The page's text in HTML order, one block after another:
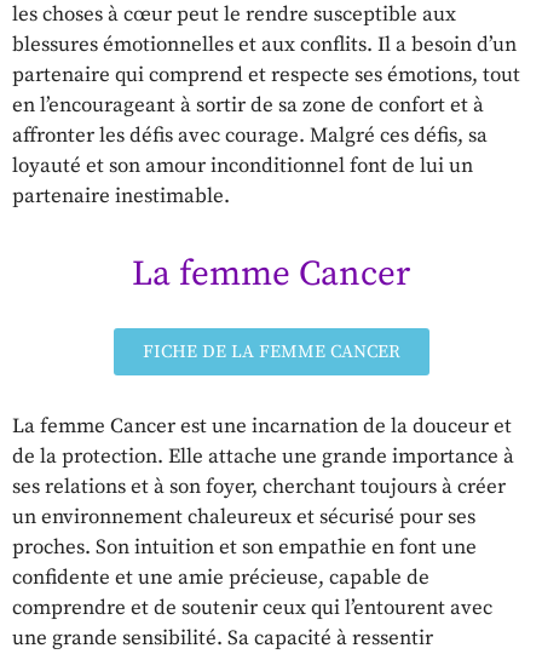
les choses à cœur peut le rendre susceptible aux
blessures émotionnelles et aux conflits. Il a besoin d’un
partenaire qui comprend et respecte ses émotions, tout
en l’encourageant à sortir de sa zone de confort et à
affronter les défis avec courage. Malgré ces défis, sa
loyauté et son amour inconditionnel font de lui un
partenaire inestimable.
La femme Cancer
FICHE DE LA FEMME CANCER
La femme Cancer est une incarnation de la douceur et
de la protection. Elle attache une grande importance à
ses relations et à son foyer, cherchant toujours à créer
un environnement chaleureux et sécurisé pour ses
proches. Son intuition et son empathie en font une
confidente et une amie précieuse, capable de
comprendre et de soutenir ceux qui l’entourent avec
une grande sensibilité. Sa capacité à ressentir